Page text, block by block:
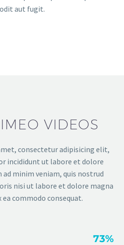
aut fugit.
VIDEOS
consectetur adipisicing elit,
incididunt ut labore et dolore
ad minim veniam, quis nostrud
nisi ut labore et dolore magna
ea commodo consequat.
73%